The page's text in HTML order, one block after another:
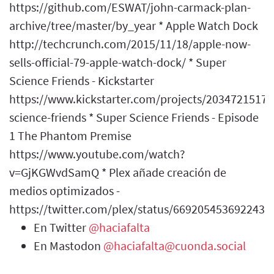
https://github.com/ESWAT/john-carmack-plan-
archive/tree/master/by_year * Apple Watch Dock
http://techcrunch.com/2015/11/18/apple-now-
sells-official-79-apple-watch-dock/ * Super
Science Friends - Kickstarter
https://www.kickstarter.com/projects/2034721517/
science-friends * Super Science Friends - Episode
1 The Phantom Premise
https://www.youtube.com/watch?
v=GjKGWvdSamQ * Plex añade creación de
medios optimizados -
https://twitter.com/plex/status/
En Twitter @haciafalta
En Mastodon @haciafalta@cuonda.social